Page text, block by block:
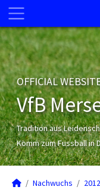
OFFICIAL
VfB
Tradition aus
Komm zum Fussball in
Nachwuchs